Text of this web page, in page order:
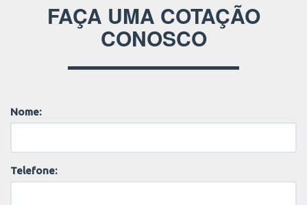
FAÇA UMA COTAÇÃO
CONOSCO
Nome:
Telefone: